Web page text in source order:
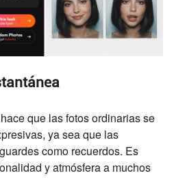
que las fotos ordinarias se
ya sea que las
como recuerdos. Es
y atmósfera a muchos